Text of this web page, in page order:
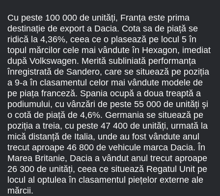
Cu peste 100 000 de unități, Franța este prima
destinație de export a Dacia. Cota sa de piață se
ridică la 4,36%, ceea ce o plasează pe locul 5 în
topul mărcilor cele mai vândute în Hexagon, imediat
după Volkswagen. Merită subliniată performanța
înregistrată de Sandero, care se situează pe poziția
a 9-a în clasamentul celor mai vândute modele de
pe piața franceză. Spania ocupă a doua treaptă a
podiumului, cu vânzări de peste 55 000 de unități şi
o cotă de piață de 4,6%. Germania se situează pe
poziția a treia, cu peste 47 400 de unități, urmată la
mică distanță de Italia, unde au fost vândute anul
trecut aproape 46 800 de vehicule marca Dacia. În
Marea Britanie, Dacia a vândut anul trecut aproape
26 300 de unități, ceea ce situează Regatul Unit pe
locul al optulea în clasamentul piețelor externe ale
mărcii.